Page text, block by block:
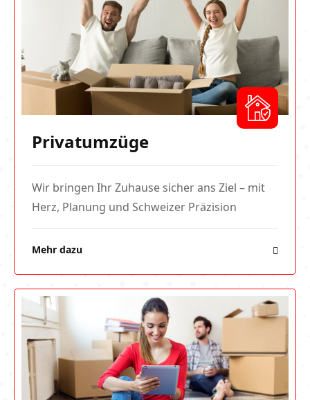
Privatumzüge
Wir bringen Ihr Zuhause sicher ans Ziel – mit
Herz, Planung und Schweizer Präzision
Mehr dazu